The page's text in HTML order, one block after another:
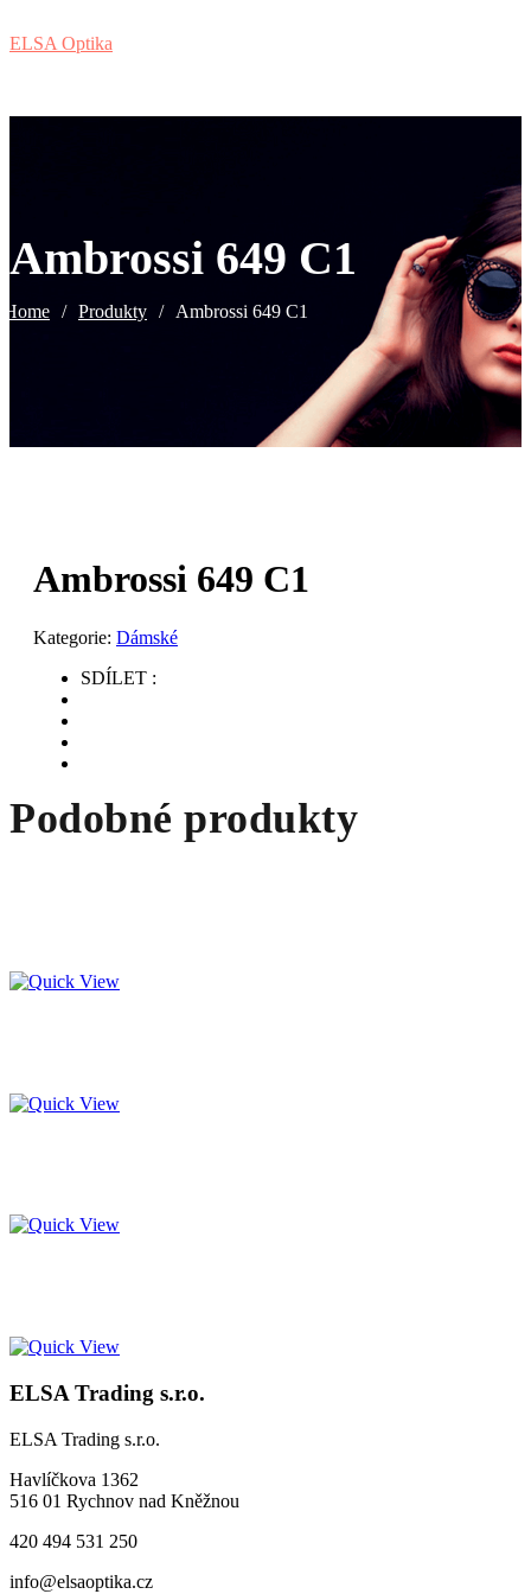
ELSA Optika
Ambrossi 649 C1
Home / Produkty / Ambrossi 649 C1
Ambrossi 649 C1
Kategorie: Dámské
SDÍLET :
Podobné produkty
ELSA Trading s.r.o.
ELSA Trading s.r.o.
Havlíčkova 1362
516 01 Rychnov nad Kněžnou
420 494 531 250
info@elsaoptika.cz